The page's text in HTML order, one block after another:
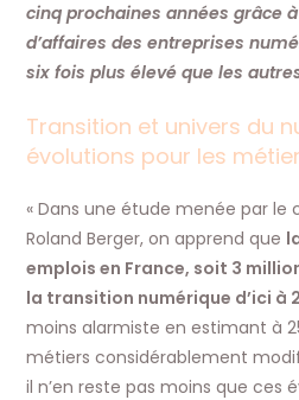
cinq prochaines années grâce
d’affaires des entreprises
six fois plus élevé que les
Transition et univers du
évolutions pour les
« Dans une étude menée par le
Roland Berger, on apprend que
emplois en France, soit 3
la transition numérique d’ici à
moins alarmiste en estimant à
métiers considérablement
il n’en reste pas moins que ces